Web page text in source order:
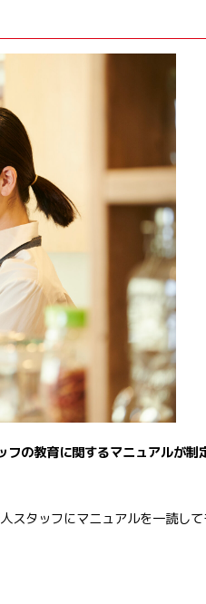
フの教育に関するマニュアルが制
スタッフにマニュアルを一読し